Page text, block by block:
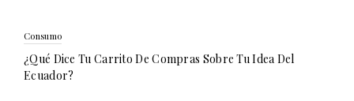
Consumo
¿Qué Dice Tu Carrito De Compras Sobre Tu Idea Del
Ecuador?